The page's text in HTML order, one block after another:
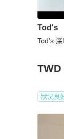
Tod's
Tod's
TWD
狀況良